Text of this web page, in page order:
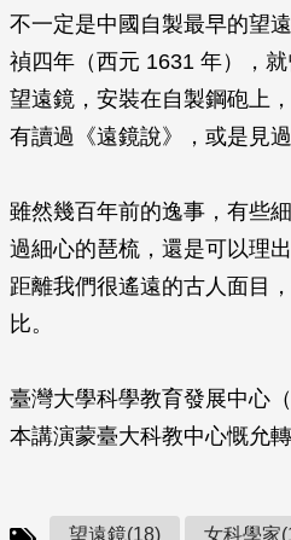
不一定是中國自製最早的望
禎四年（西元 1631 年），
望遠鏡，安裝在自製鋼砲上
有讀過《遠鏡說》，或是見過
雖然幾百年前的逸事，有些
過細心的琶梳，還是可以理
距離我們很遙遠的古人面目
比。
臺灣大學科學教育發展中心
本講演蒙臺大科教中心慨允
望遠鏡(18) 女科學家